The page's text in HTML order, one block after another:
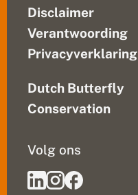
Disclaimer
Verantwoording
Privacyverklaring
Dutch Butterfly
Conservation
Volg ons